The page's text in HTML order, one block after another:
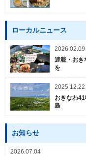
ローカルニュース
2026.02.09
連載・おき
を
2025.12.22
おきなわ
島
お知らせ
2026.07.04